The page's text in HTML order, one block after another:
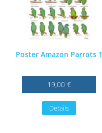
Poster Amazon Parrots 1
19,00 €
Details